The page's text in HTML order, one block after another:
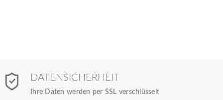
DATENSICHERHEIT
Ihre Daten werden per SSL verschlüsselt